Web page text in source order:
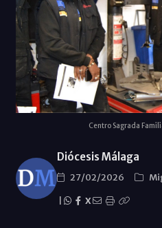
Centro Sagrada
Diócesis Málaga
27/02/2026
X